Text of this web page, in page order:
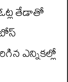
తేడాతో
ఎన్నికల్లో